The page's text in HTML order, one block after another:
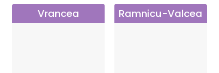
Vrancea Ramnicu-Valcea